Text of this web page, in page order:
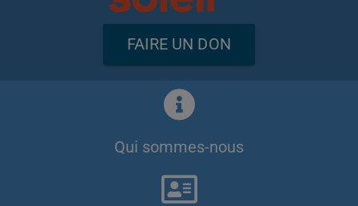
FAIRE UN DON
Qui sommes-nous